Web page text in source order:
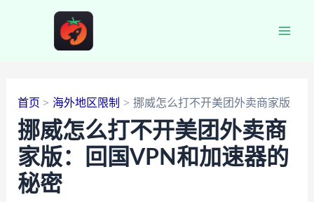
首页 海外地区限制 挪威怎么打不开美团外卖商家版
挪威怎么打不开美团外卖商
家版：回国VPN和加速器的
秘密